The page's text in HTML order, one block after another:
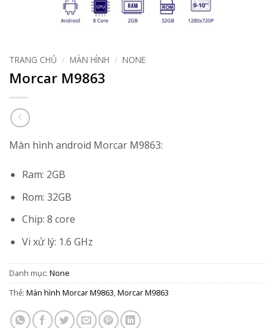
TRANG CHỦ / MÀN HÌNH / NONE
Morcar M9863
Màn hình android Morcar M9863:
Ram: 2GB
Rom: 32GB
Chip: 8 core
Vi xử lý: 1.6 GHz
Danh mục: None
Thẻ: Màn hình Morcar M9863,Morcar M9863